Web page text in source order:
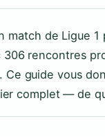
match de Ligue
306 rencontres
Ce guide vous
complet — de